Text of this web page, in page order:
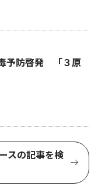
予防啓発 「３原
スの記事を検